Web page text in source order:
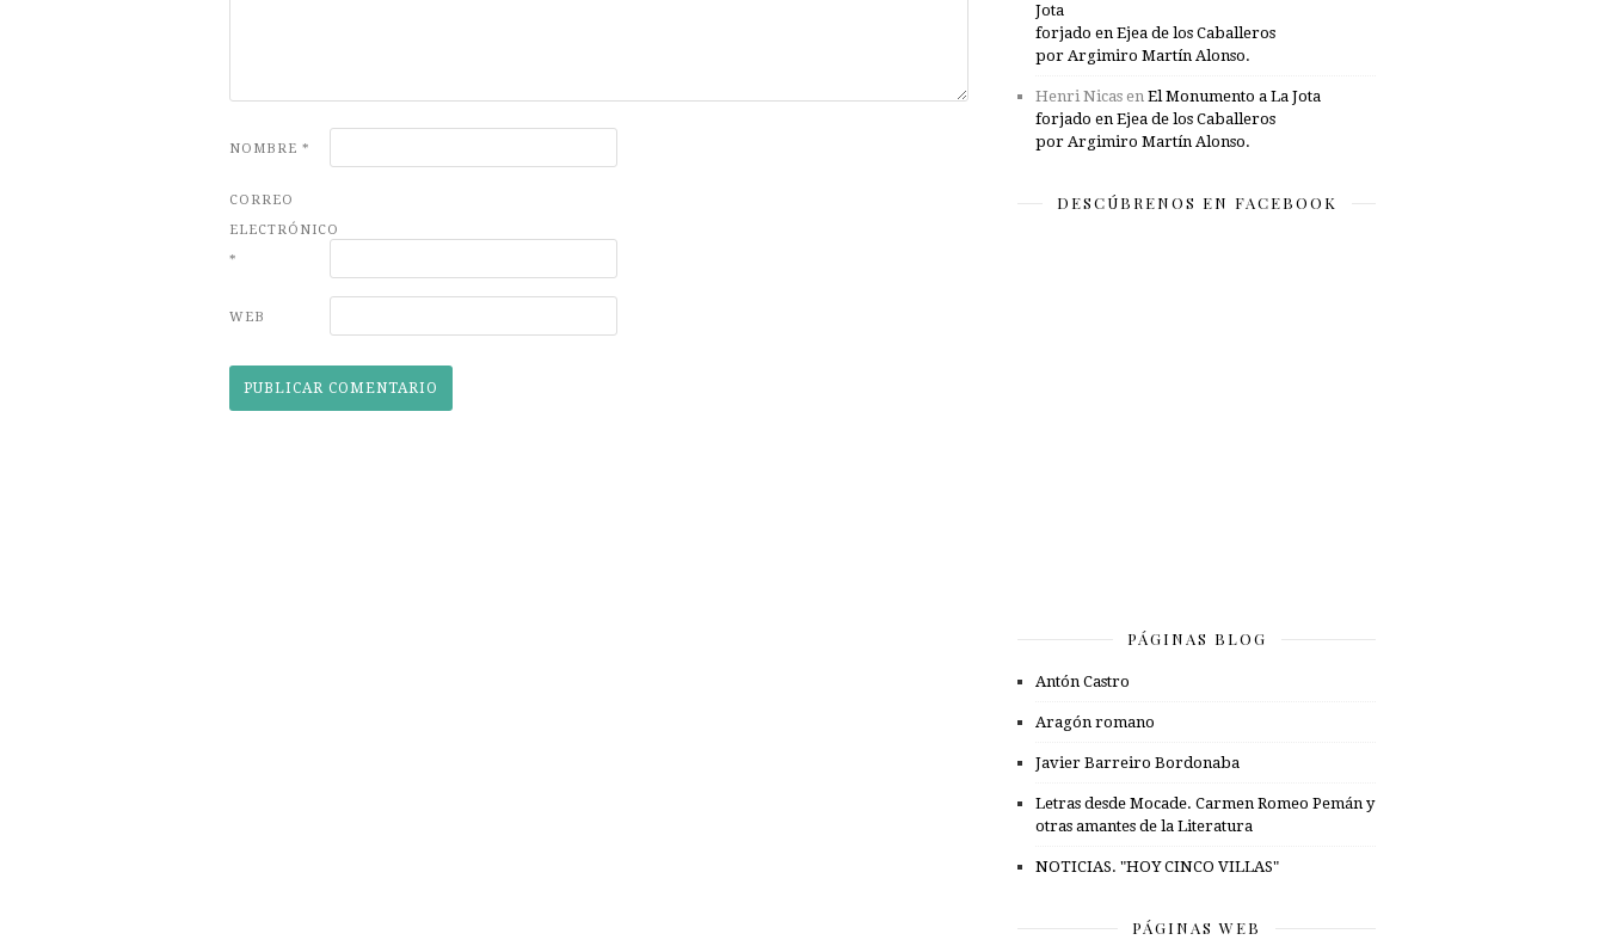
NOMBRE *
CORREO
ELECTRÓNICO
*
WEB
Jota
forjado en Ejea de los Caballeros
por Argimiro Martín Alonso.
Henri Nicas en El Monumento a La Jota
forjado en Ejea de los Caballeros
por Argimiro Martín Alonso.
DESCÚBRENOS EN FACEBOOK
PÁGINAS BLOG
Antón Castro
Aragón romano
Javier Barreiro Bordonaba
Letras desde Mocade. Carmen Romeo Pemán y
otras amantes de la Literatura
NOTICIAS. "HOY CINCO VILLAS"
PÁGINAS WEB